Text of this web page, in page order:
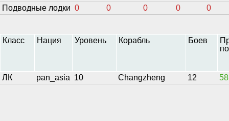
Подводные лодки 0 0 0 0 0
Класс Нация Уровень Корабль Боев
ЛК pan_asia 10 Changzheng 12